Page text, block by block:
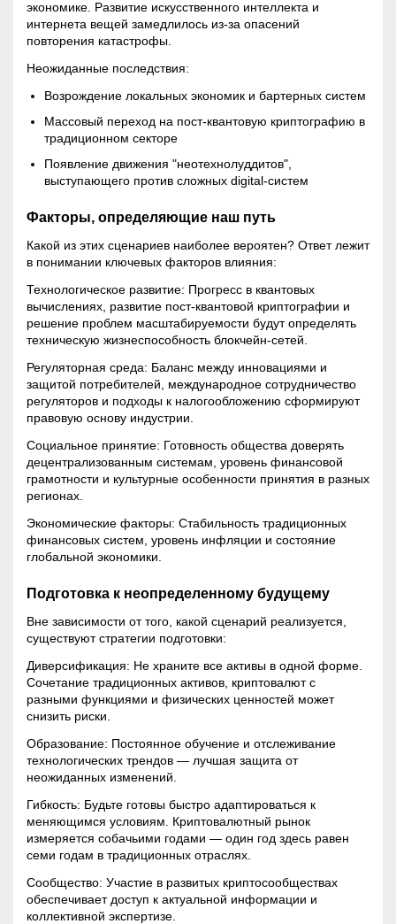
экономике. Развитие искусственного интеллекта и
интернета вещей замедлилось из-за опасений
повторения катастрофы.
Неожиданные последствия:
Возрождение локальных экономик и бартерных систем
Массовый переход на пост-квантовую криптографию в
традиционном секторе
Появление движения "неотехнолуддитов",
выступающего против сложных digital-систем
Факторы, определяющие наш путь
Какой из этих сценариев наиболее вероятен? Ответ лежит
в понимании ключевых факторов влияния:
Технологическое развитие: Прогресс в квантовых
вычислениях, развитие пост-квантовой криптографии и
решение проблем масштабируемости будут определять
техническую жизнеспособность блокчейн-сетей.
Регуляторная среда: Баланс между инновациями и
защитой потребителей, международное сотрудничество
регуляторов и подходы к налогообложению сформируют
правовую основу индустрии.
Социальное принятие: Готовность общества доверять
децентрализованным системам, уровень финансовой
грамотности и культурные особенности принятия в разных
регионах.
Экономические факторы: Стабильность традиционных
финансовых систем, уровень инфляции и состояние
глобальной экономики.
Подготовка к неопределенному будущему
Вне зависимости от того, какой сценарий реализуется,
существуют стратегии подготовки:
Диверсификация: Не храните все активы в одной форме.
Сочетание традиционных активов, криптовалют с
разными функциями и физических ценностей может
снизить риски.
Образование: Постоянное обучение и отслеживание
технологических трендов — лучшая защита от
неожиданных изменений.
Гибкость: Будьте готовы быстро адаптироваться к
меняющимся условиям. Криптовалютный рынок
измеряется собачьими годами — один год здесь равен
семи годам в традиционных отраслях.
Сообщество: Участие в развитых криптосообществах
обеспечивает доступ к актуальной информации и
коллективной экспертизе.